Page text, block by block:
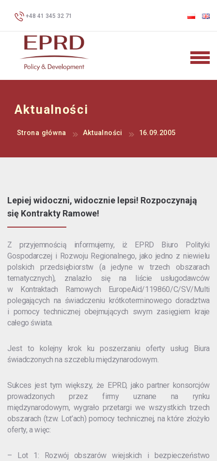
+48 41 345 32 71
Aktualności
Strona główna Aktualności 16.09.2005
Lepiej widoczni, widocznie lepsi! Rozpoczynają
się Kontrakty Ramowe!
Z przyjemnością informujemy, iż EPRD Biuro Polityki
Gospodarczej i Rozwoju Regionalnego, jako jedno z niewielu
polskich przedsiębiorstw (a jedyne w trzech obszarach
tematycznych), znalazło się na liście usługodawców
w Kontraktach Ramowych EuropeAid/119860/C/SV/Multi
polegających na świadczeniu krótkoterminowego doradztwa
i pomocy technicznej obejmujących swym zasięgiem kraje
całego świata.
Jest to kolejny krok ku poszerzaniu oferty usług Biura
świadczonych na szczeblu międzynarodowym.
Sukces jest tym większy, że EPRD, jako partner konsorcjów
prowadzonych przez firmy uznane na rynku
międzynarodowym, wygrało przetargi we wszystkich trzech
obszarach (tzw. Lot’ach) pomocy technicznej, na które złożyło
oferty, a więc:
– Lot 1: Rozwój obszarów wiejskich i bezpieczeństwo